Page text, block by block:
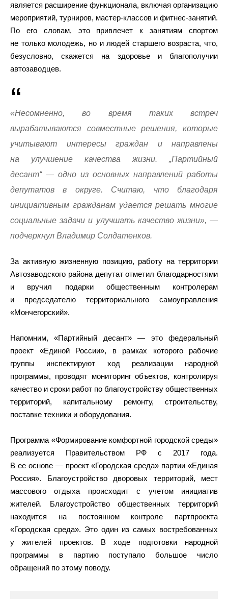
является расширение функционала, включая организацию
мероприятий, турниров, мастер-классов и фитнес-занятий.
По его словам, это привлечет к занятиям спортом
не только молодежь, но и людей старшего возраста, что,
безусловно, скажется на здоровье и благополучии
автозаводцев.
«Несомненно, во время таких встреч
вырабатываются совместные решения, которые
учитывают интересы граждан и направлены
на улучшение качества жизни. „Партийный
десант“ — одно из основных направлений работы
депутатов в округе. Считаю, что благодаря
инициативным гражданам удается решать многие
социальные задачи и улучшать качество жизни», —
подчеркнул Владимир Солдатенков.
За активную жизненную позицию, работу на территории
Автозаводского района депутат отметил благодарностями
и вручил подарки общественным контролерам
и председателю территориального самоуправления
«Мончегорский».
Напомним, «Партийный десант» — это федеральный
проект «Единой России», в рамках которого рабочие
группы инспектируют ход реализации народной
программы, проводят мониторинг объектов, контролируя
качество и сроки работ по благоустройству общественных
территорий, капитальному ремонту, строительству,
поставке техники и оборудования.
Программа «Формирование комфортной городской среды»
реализуется Правительством РФ с 2017 года.
В ее основе — проект «Городская среда» партии «Единая
Россия». Благоустройство дворовых территорий, мест
массового отдыха происходит c учетом инициатив
жителей. Благоустройство общественных территорий
находится на постоянном контроле партпроекта
«Городская среда». Это один из самых востребованных
у жителей проектов. В ходе подготовки народной
программы в партию поступало большое число
обращений по этому поводу.